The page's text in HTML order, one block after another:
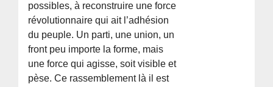
possibles, à reconstruire une force
révolutionnaire qui ait l’adhésion
du peuple. Un parti, une union, un
front peu importe la forme, mais
une force qui agisse, soit visible et
pèse. Ce rassemblement là il est